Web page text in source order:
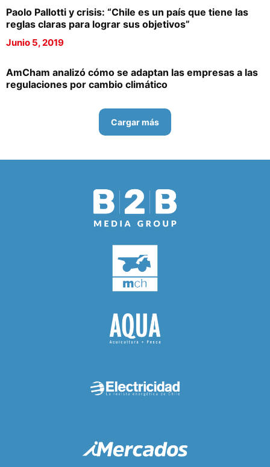
Paolo Pallotti y crisis: “Chile es un país que tiene las
reglas claras para lograr sus objetivos”
Junio 5, 2019
AmCham analizó cómo se adaptan las empresas a las
regulaciones por cambio climático
Cargar más